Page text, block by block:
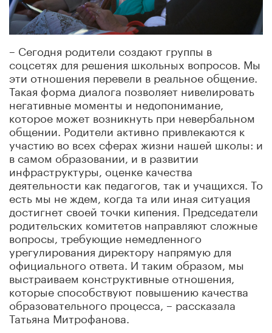
– Сегодня родители создают группы в
соцсетях для решения школьных вопросов. Мы
эти отношения перевели в реальное общение.
Такая форма диалога позволяет нивелировать
негативные моменты и недопонимание,
которое может возникнуть при невербальном
общении. Родители активно привлекаются к
участию во всех сферах жизни нашей школы: и
в самом образовании, и в развитии
инфраструктуры, оценке качества
деятельности как педагогов, так и учащихся. То
есть мы не ждем, когда та или иная ситуация
достигнет своей точки кипения. Председатели
родительских комитетов направляют сложные
вопросы, требующие немедленного
урегулирования директору напрямую для
официального ответа. И таким образом, мы
выстраиваем конструктивные отношения,
которые способствуют повышению качества
образовательного процесса, – рассказала
Татьяна Митрофанова.